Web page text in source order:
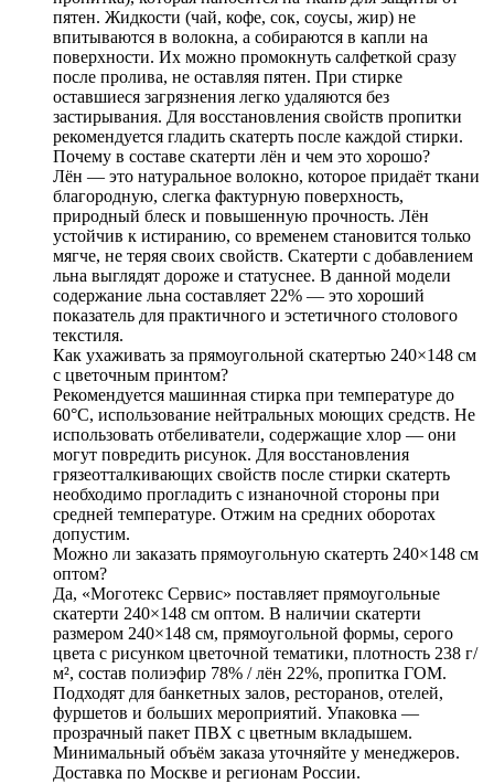
пятен. Жидкости (чай, кофе, сок, соусы, жир) не
впитываются в волокна, а собираются в капли на
поверхности. Их можно промокнуть салфеткой сразу
после пролива, не оставляя пятен. При стирке
оставшиеся загрязнения легко удаляются без
застирывания. Для восстановления свойств пропитки
рекомендуется гладить скатерть после каждой стирки.
Почему в составе скатерти лён и чем это хорошо?
Лён — это натуральное волокно, которое придаёт ткани
благородную, слегка фактурную поверхность,
природный блеск и повышенную прочность. Лён
устойчив к истиранию, со временем становится только
мягче, не теряя своих свойств. Скатерти с добавлением
льна выглядят дороже и статуснее. В данной модели
содержание льна составляет 22% — это хороший
показатель для практичного и эстетичного столового
текстиля.
Как ухаживать за прямоугольной скатертью 240×148 см
с цветочным принтом?
Рекомендуется машинная стирка при температуре до
60°C, использование нейтральных моющих средств. Не
использовать отбеливатели, содержащие хлор — они
могут повредить рисунок. Для восстановления
грязеотталкивающих свойств после стирки скатерть
необходимо прогладить с изнаночной стороны при
средней температуре. Отжим на средних оборотах
допустим.
Можно ли заказать прямоугольную скатерть 240×148 см
оптом?
Да, «Моготекс Сервис» поставляет прямоугольные
скатерти 240×148 см оптом. В наличии скатерти
размером 240×148 см, прямоугольной формы, серого
цвета с рисунком цветочной тематики, плотность 238 г/
м², состав полиэфир 78% / лён 22%, пропитка ГОМ.
Подходят для банкетных залов, ресторанов, отелей,
фуршетов и больших мероприятий. Упаковка —
прозрачный пакет ПВХ с цветным вкладышем.
Минимальный объём заказа уточняйте у менеджеров.
Доставка по Москве и регионам России.